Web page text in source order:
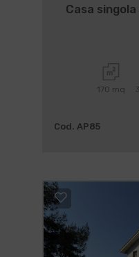
Casa
170 mq
Cod. AP85